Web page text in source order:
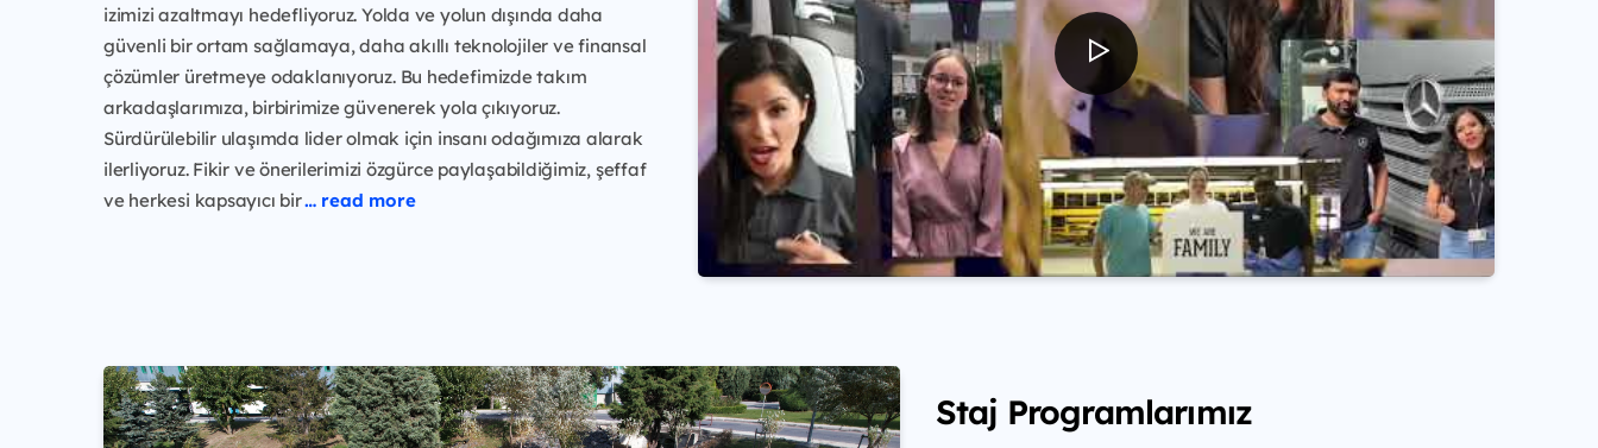
izimizi azaltmayı hedefliyoruz. Yolda ve yolun dışında daha
güvenli bir ortam sağlamaya, daha akıllı teknolojiler ve finansal
çözümler üretmeye odaklanıyoruz. Bu hedefimizde takım
arkadaşlarımıza, birbirimize güvenerek yola çıkıyoruz.
Sürdürülebilir ulaşımda lider olmak için insanı odağımıza alarak
ilerliyoruz. Fikir ve önerilerimizi özgürce paylaşabildiğimiz, şeffaf
ve herkesi kapsayıcı bir… read more
Staj Programlarımız